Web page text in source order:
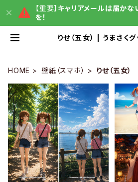
【重要】 キャリアメールは届かな
を！
りせ（五女） | うまさく
HOME 壁紙（スマホ） りせ（五女）